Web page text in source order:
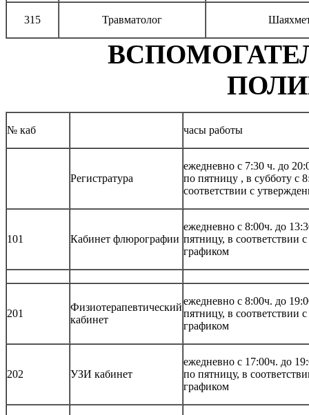
315 Травматолог
№ каб часы работы
Регистратура
ежедневно с 7:30 ч. до
по пятницу , в субботу с
соответствии с
101 Кабинет флюрографии
ежедневно с 8:00ч. до
пятницу, в соответствии
графиком
201
Физиотерапевтический
кабинет
ежедневно с 8:00ч. до
пятницу, в соответствии
графиком
202 УЗИ кабинет
ежедневно с 17:00ч. до
по пятницу, в
графиком